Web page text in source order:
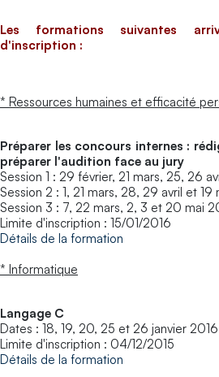
Les formations suivantes
d'inscription :
* Ressources humaines et efficacité
Préparer les concours internes :
préparer l'audition face au jury
Session 1 : 29 février, 21 mars, 25, 26
Session 2 : 1, 21 mars, 28, 29 avril et 19
Session 3 : 7, 22 mars, 2, 3 et 20 mai
Limite d'inscription : 15/01/2016
Détails de la formation
* Informatique
Langage C
Dates : 18, 19, 20, 25 et 26 janvier 2016
Limite d'inscription : 04/12/2015
Détails de la formation